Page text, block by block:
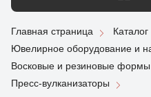
Главная страница
Каталог
Ювелирное оборудование и
Восковые и резиновые формы
Пресс-вулканизаторы